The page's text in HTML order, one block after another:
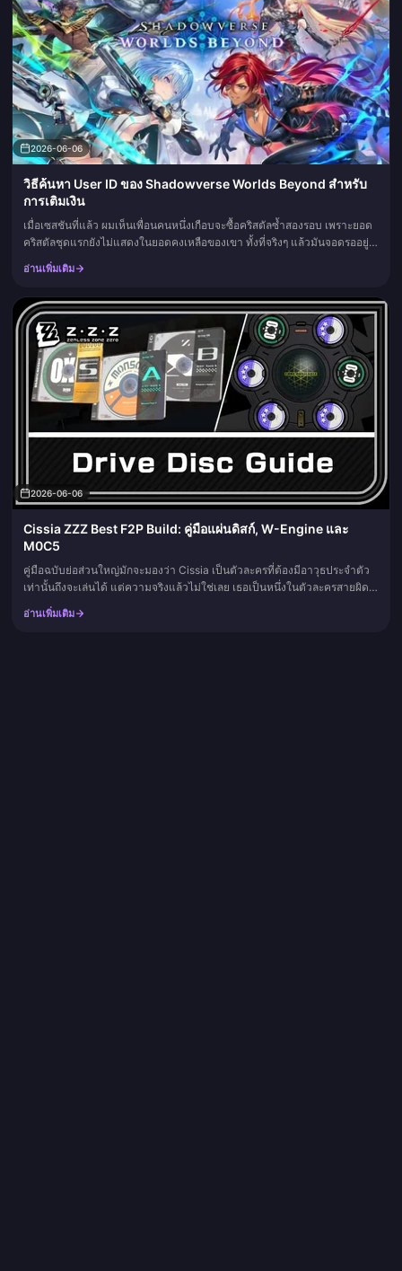
2026-06-06
วิธีค้นหา User ID ของ Shadowverse Worlds Beyond สำหรับ
การเติมเงิน
เมื่อเซสชันที่แล้ว ผมเห็นเพื่อนคนหนึ่งเกือบจะซื้อคริสตัลซ้ำสองรอบ เพราะยอด
คริสตัลชุดแรกยังไม่แสดงในยอดคงเหลือของเขา ทั้งที่จริงๆ แล้วมันจอดรออยู่
ในกล่องจดหมาย (Mailbox) ตลอดเวลา ดังนั้นก่อนจะทำอย่า...
อ่านเพิ่มเติม
2026-06-06
Cissia ZZZ Best F2P Build: คู่มือแผ่นดิสก์, W-Engine และ
M0C5
คู่มือฉบับย่อส่วนใหญ่มักจะมองว่า Cissia เป็นตัวละครที่ต้องมีอาวุธประจำตัว
เท่านั้นถึงจะเล่นได้ แต่ความจริงแล้วไม่ใช่เลย เธอเป็นหนึ่งในตัวละครสายผิด
ปกติ (Anomaly) ที่พึ่งพาตัวเองได้มากที่สุดในกลุ่มตั...
อ่านเพิ่มเติม